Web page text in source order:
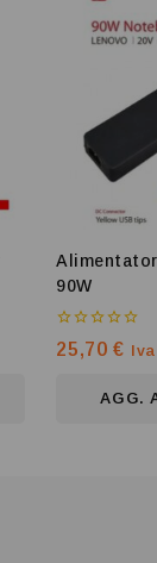
90W
0
su
25,70€
AGG.